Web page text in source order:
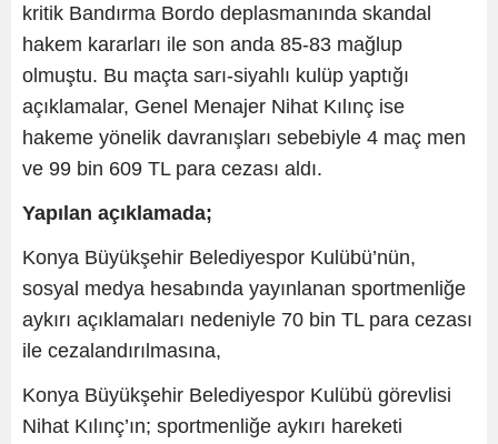
kritik Bandırma Bordo deplasmanında skandal
hakem kararları ile son anda 85-83 mağlup
olmuştu. Bu maçta sarı-siyahlı kulüp yaptığı
açıklamalar, Genel Menajer Nihat Kılınç ise
hakeme yönelik davranışları sebebiyle 4 maç men
ve 99 bin 609 TL para cezası aldı.
Yapılan açıklamada;
Konya Büyükşehir Belediyespor Kulübü’nün,
sosyal medya hesabında yayınlanan sportmenliğe
aykırı açıklamaları nedeniyle 70 bin TL para cezası
ile cezalandırılmasına,
Konya Büyükşehir Belediyespor Kulübü görevlisi
Nihat Kılınç’ın; sportmenliğe aykırı hareketi